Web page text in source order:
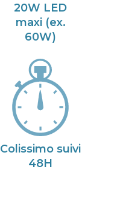
20W LED
maxi (ex.
60W)
Colissimo suivi
48H